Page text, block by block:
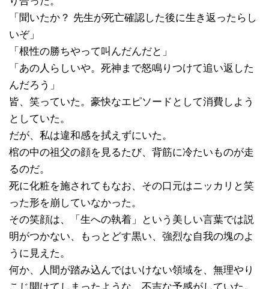
「聞いたか？ 先生が死亡確認した後に生き返ったらし
いぞ」
「根性の勝ちやって叫んだんだと」
「あの人らしいや。死神まで怒鳴りつけて追い返した
んだろう」
皆、笑っていた。豪快なエピソードとして消費しよう
としていた。
だが、私は違和感を拭えずにいた。
棺の中の祖父の顔を見るたび、背筋に冷たいものが走
るのだ。
死に化粧を施されてもなお、その口元はニッカリと笑
った形を崩していなかった。
その笑顔は、「生への執着」という美しい言葉では説
明がつかない、もっとどす黒い、強烈な自我の塊のよ
うに見えた。
何か、人間が踏み込んではいけない領域を、無理やり